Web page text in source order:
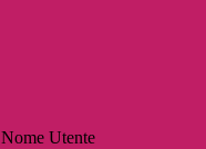
Nome Utente